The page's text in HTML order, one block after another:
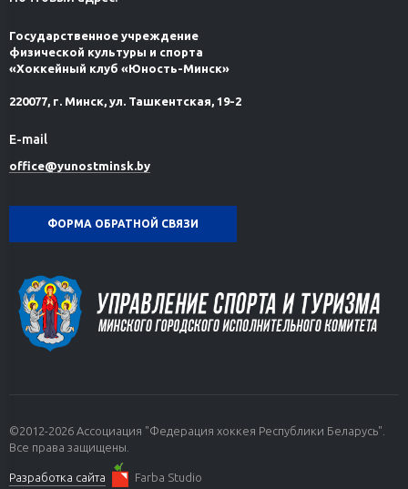
Государственное учреждение
физической культуры и спорта
«Хоккейный клуб «Юность-Минск»
220077, г. Минск, ул. Ташкентская, 19-2
E-mail
office@yunostminsk.by
ФОРМА ОБРАТНОЙ СВЯЗИ
©2012-2026 Ассоциация "Федерация хоккея Республики Беларусь".
Все права защищены.
Разработка сайта Farba Studio